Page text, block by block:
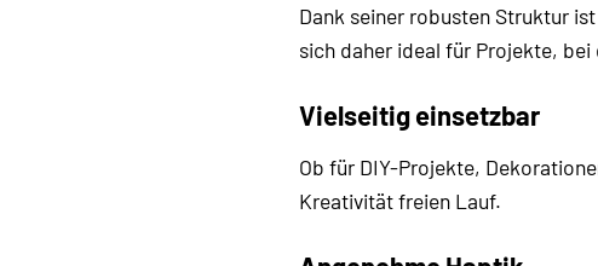
Dank seiner robusten Struktur
sich daher ideal für Projekte,
Vielseitig einsetzbar
Ob für DIY-Projekte,
Kreativität freien Lauf.